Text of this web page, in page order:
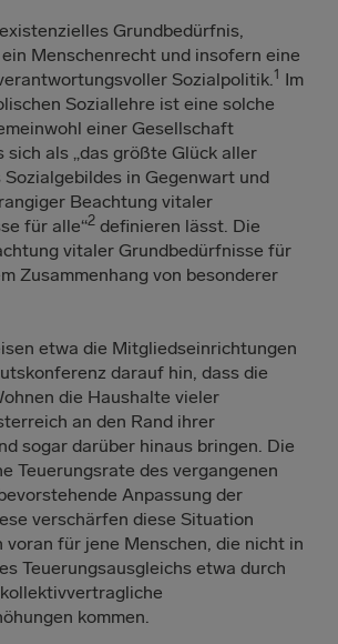
Grundbedürfnis,
Menschenrecht und insofern eine
Sozialpolitik. 1 Im
Soziallehre ist eine solche
einer Gesellschaft
als „das größte Glück aller
Sozialgebildes in Gegenwart und
Beachtung vitaler
für alle“2 definieren lässt. Die
vitaler Grundbedürfnisse für
Zusammenhang von besonderer
etwa die Mitgliedseinrichtungen
darauf hin, dass die
die Haushalte vieler
an den Rand ihrer
sogar darüber hinaus bringen. Die
Teuerungsrate des vergangenen
Anpassung der
verschärfen diese Situation
voran für jene Menschen, die nicht in
Teuerungsausgleichs etwa durch
kommen.